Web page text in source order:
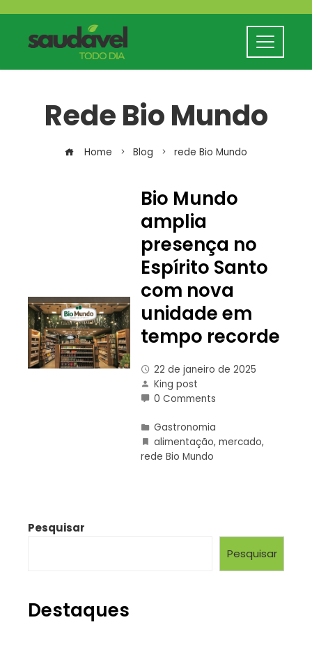
Rede Bio Mundo
Home Blog rede Bio Mundo
Bio Mundo
amplia
presença no
Espírito Santo
com nova
unidade em
tempo recorde
22 de janeiro de 2025
King post
0 Comments
Gastronomia
alimentação, mercado,
rede Bio Mundo
Pesquisar
Pesquisar
Destaques